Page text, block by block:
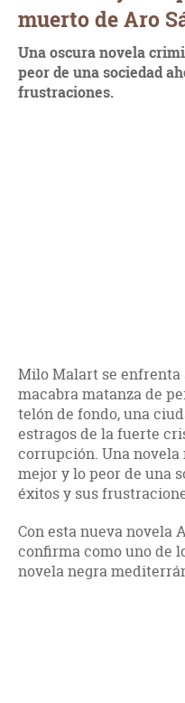
muerto de Aro
Una oscura novela
peor de una sociedad
frustraciones.
Milo Malart se enfrenta
macabra matanza de
telón de fondo, una
estragos de la fuerte
corrupción. Una
mejor y lo peor de una
éxitos y sus
Con esta nueva novela
confirma como uno de
novela negra